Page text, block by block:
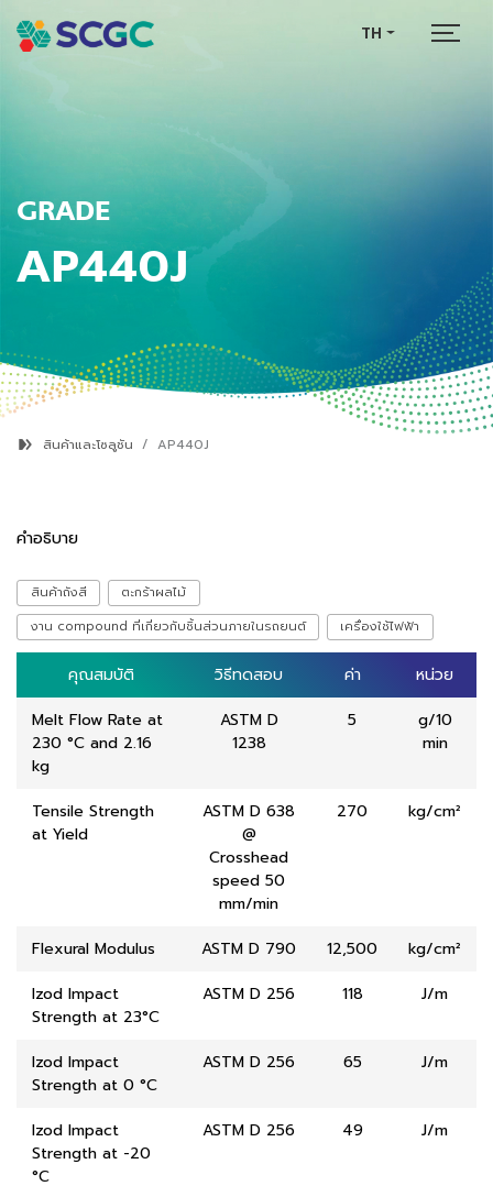
TH
GRADE
AP440J
สินค้าและโซลูชัน AP440J
คำอธิบาย
สินค้าถังสี
ตะกร้าผลไม้
งาน compound ที่เกี่ยวกับชิ้นส่วนภายในรถยนต์
เครื่องใช้ไฟฟ้า
คุณสมบัติ วิธีทดสอบ ค่า
หน่วย
Melt Flow Rate at
230 °C and 2.16
kg
ASTM D
1238
5
g/10
min
Tensile Strength
at Yield
ASTM D 638
@
Crosshead
speed 50
mm/min
270 kg/cm²
Flexural Modulus ASTM D 790 12,500
kg/cm²
Izod Impact
Strength at 23°C
ASTM D 256 118 J/m
Izod Impact
Strength at 0 °C
ASTM D 256 65 J/m
Izod Impact
Strength at -20
°C
ASTM D 256 49 J/m
คุณสมบัติ วิธีทดสอบ ค่า หน่วย